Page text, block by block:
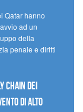
Qatar hanno
ad un
della
penale e diritti
dei
di alto